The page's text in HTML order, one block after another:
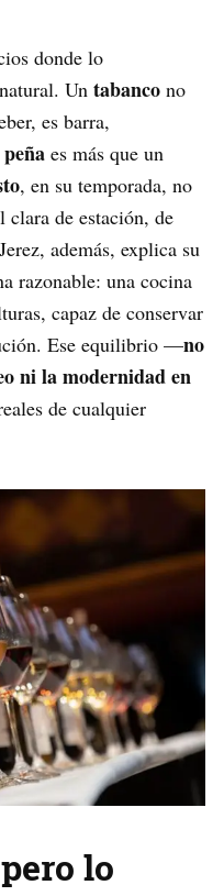
donde lo
Un tabanco no
es barra,
peña es más que un
, en su temporada, no
clara de estación, de
además, explica su
razonable: una cocina
capaz de conservar
Ese equilibrio —no
ni la modernidad en
de cualquier
lo